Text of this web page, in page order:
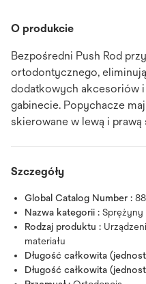
O produkcie
Bezpośredni Push Rod
ortodontycznego,
dodatkowych akcesoriów i
gabinecie. Popychacze
skierowane w lewą i
Szczegóły
Global Catalog Number :
Nazwa kategorii : Sprężyny
Rodzaj produktu :
materiału
Długość całkowita
Długość całkowita